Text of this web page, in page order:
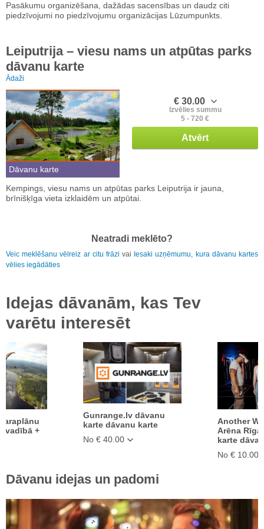
Pasākumu organizēšana, dažādas sacensības un daudz citi
piedzīvojumi no piedzīvojumu organizācijas Lūzumpunkts.
Leiputrija – viesu nams un atpūtas parks
dāvanu karte
Ādaži
Dāvanu karte
€ 30.00
Izvēlies summu
5 - 720 €
Atvērt
Kempings, viesu nams un atpūtas parks Leiputrija ir jauna,
brīnišķīga vieta izklaidēm un atpūtai.
Neatradi meklēto?
Veic meklēšanu vēlreiz ar citu frāzi vai Iesaki uzņēmumu, kura dāvanu kartes
vēlies iegādāties
Idejas dāvanām, kas Tev
varētu interesēt
+
Gunrange.lv dāvanu
karte dāvanu karte
No € 40.00
Another
Arēna
karte
No € 10.00
Dāvanu idejas un padomi